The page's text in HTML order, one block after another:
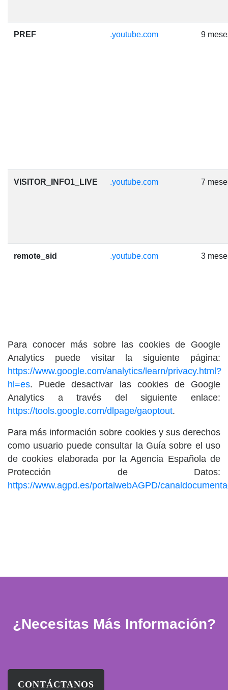
PREF .youtube.com 9
VISITOR_INFO1_LIVE .youtube.com 7
remote_sid .youtube.com 3
Para conocer más sobre las cookies de Google
Analytics puede visitar la siguiente página:
https://www.google.com/analytics/learn/privacy.html?
hl=es. Puede desactivar las cookies de Google
Analytics a través del siguiente enlace:
https://tools.google.com/dlpage/gaoptout.
Para más información sobre cookies y sus derechos
como usuario puede consultar la Guía sobre el uso
de cookies elaborada por la Agencia Española de
Protección de Datos:
https://www.agpd.es/portalwebAGPD/
¿Necesitas Más Información?
CONTÁCTANOS